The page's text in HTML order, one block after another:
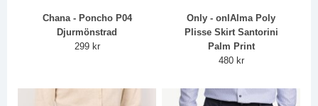
Chana - Poncho P04
Djurmönstrad
299 kr
Only - onlAlma Poly
Plisse Skirt Santorini
Palm Print
480 kr